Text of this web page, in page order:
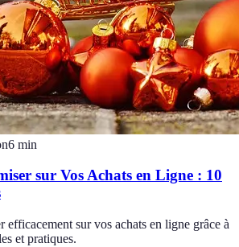
6 min
sur Vos Achats en Ligne : 10
efficacement sur vos achats en ligne grâce à
et pratiques.